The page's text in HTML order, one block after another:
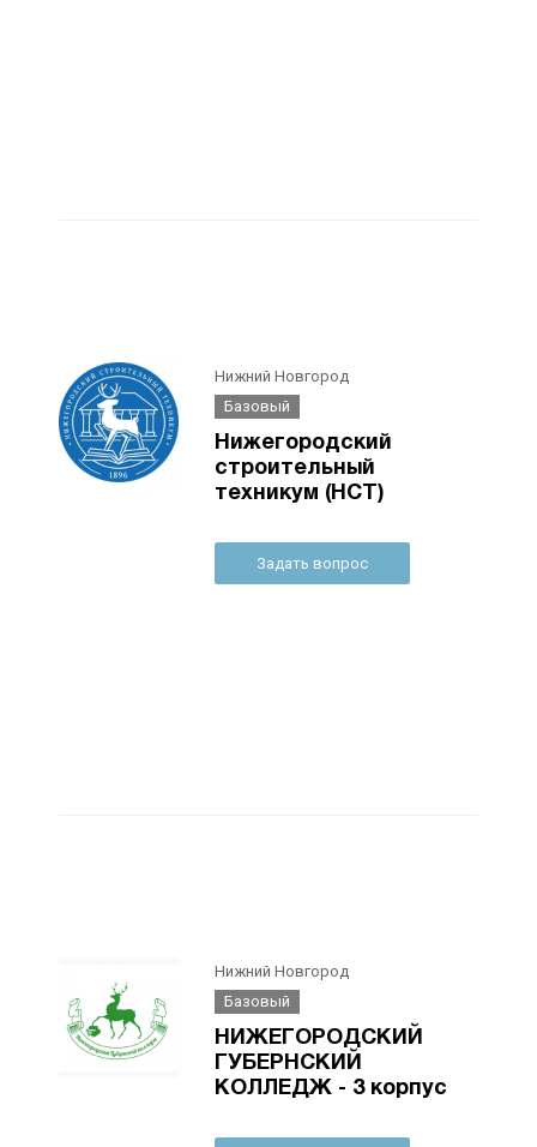
Нижний Новгород
Базовый
Нижегородский
строительный
техникум (НСТ)
Задать вопрос
Нижний Новгород
Базовый
НИЖЕГОРОДСКИЙ
ГУБЕРНСКИЙ
КОЛЛЕДЖ - 3 корпус